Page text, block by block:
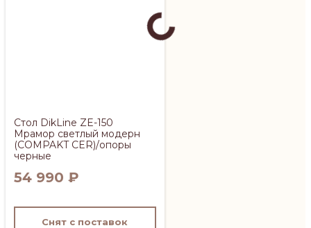
Стол DikLine ZE-150
Мрамор светлый модерн
(COMPAKT CER)/опоры
черные
54 990 ₽
Снят с поставок